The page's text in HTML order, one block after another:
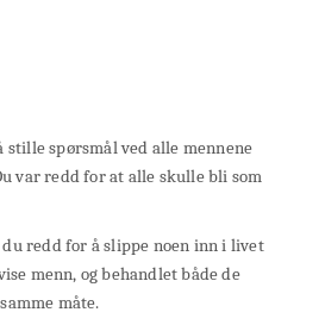
stille spørsmål ved alle mennene
var redd for at alle skulle bli som
redd for å slippe noen inn i livet
menn, og behandlet både de
måte.